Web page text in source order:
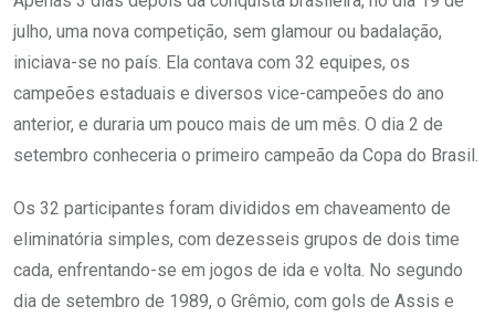
julho, uma nova competição, sem glamour ou badalação,
iniciava-se no país. Ela contava com 32 equipes, os
campeões estaduais e diversos vice-campeões do ano
anterior, e duraria um pouco mais de um mês. O dia 2 de
setembro conheceria o primeiro campeão da Copa do Brasil.
Os 32 participantes foram divididos em chaveamento de
eliminatória simples, com dezesseis grupos de dois time
cada, enfrentando-se em jogos de ida e volta. No segundo
dia de setembro de 1989, o Grêmio, com gols de Assis e